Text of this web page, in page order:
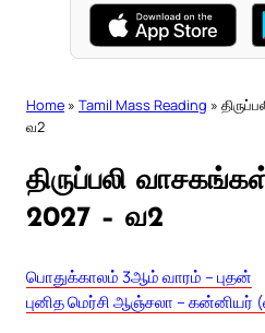
Home » Tamil Mass Reading »
வ2
திருப்பலி
2027 – வ2
பொதுக்காலம் 3ஆம் வாரம் – புதன்
புனித மெர்சி ஆஞ்சலா – கன்னியர்